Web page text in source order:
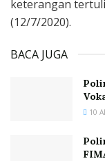
keterangan
(12/7/2020).
BACA JUGA
10